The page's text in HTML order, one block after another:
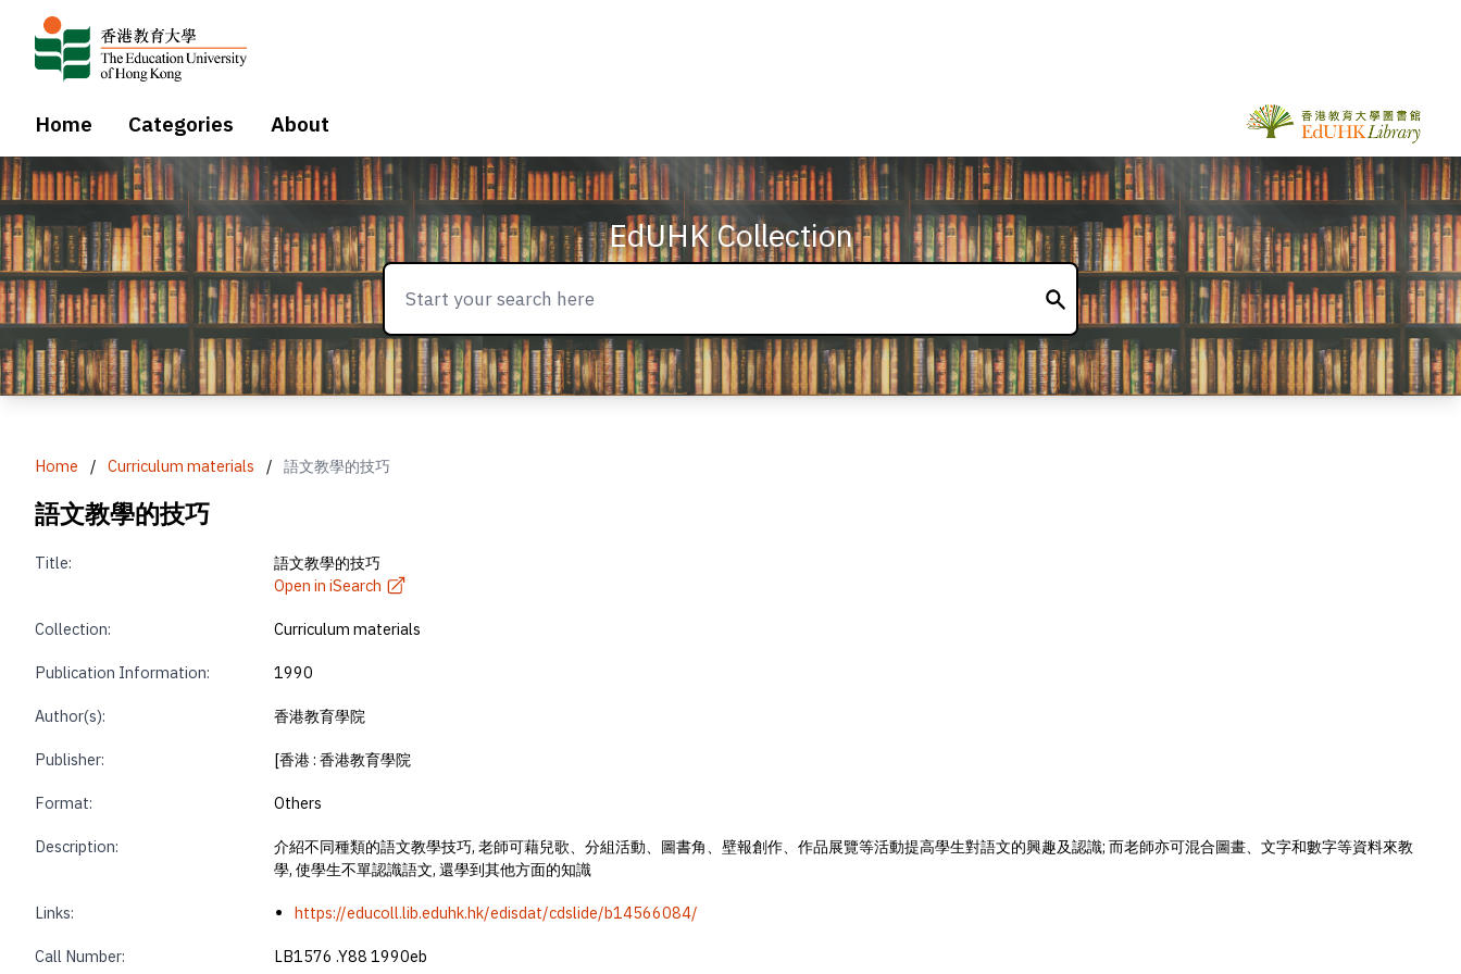
Home Categories About
EdUHK Collection
Home / Curriculum materials / 語文教學的技巧
語文教學的技巧
Title:
語文教學的技巧
Open in iSearch
Collection: Curriculum materials
Publication Information: 1990
Author(s): 香港教育學院
Publisher: [香港 : 香港教育學院
Format: Others
Description:
介紹不同種類的語文教學技巧, 老師可藉兒歌、分組活動、圖書角、壁報創作、作品展覽等活動提高學生對語文的興趣及認識; 而老師亦可混合圖畫、文字和數字等資料來教
學, 使學生不單認識語文, 還學到其他方面的知識
Links: https://educoll.lib.eduhk.hk/edisdat/cdslide/b14566084/
Call Number: LB1576 .Y88 1990eb